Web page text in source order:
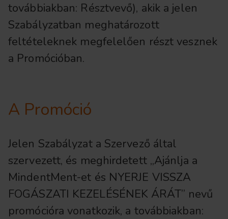
továbbiakban: Résztvevő), akik a jelen
Szabályzatban meghatározott
feltételeknek megfelelően részt vesznek
a Promócióban.
A Promóció
Jelen Szabályzat a Szervező által
szervezett, és meghirdetett „Ajánlja a
MindentMent-et és NYERJE VISSZA
FOGÁSZATI KEZELÉSÉNEK ÁRÁT” nevű
promócióra vonatkozik, a továbbiakban: